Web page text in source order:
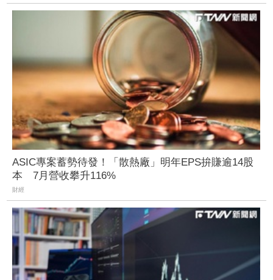
ASIC專案蓄勢待發！「散熱廠」明年EPS拚賺逾14股
本 7月營收攀升116%
財經